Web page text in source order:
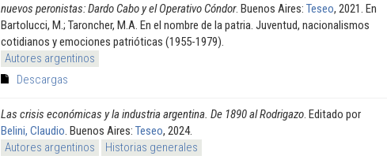
nuevos peronistas: Dardo Cabo y el Operativo Cóndor. Buenos Aires: Teseo, 2021. En
Bartolucci, M.; Taroncher, M.A. En el nombre de la patria. Juventud, nacionalismos
cotidianos y emociones patrióticas (1955-1979).
Autores argentinos
Descargas
Las crisis económicas y la industria argentina. De 1890 al Rodrigazo . Editado por
Belini, Claudio . Buenos Aires: Teseo, 2024.
Autores argentinos
Historias generales